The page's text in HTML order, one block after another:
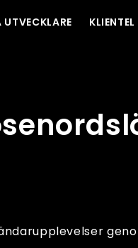
UTVECKLARE KLIENTEL